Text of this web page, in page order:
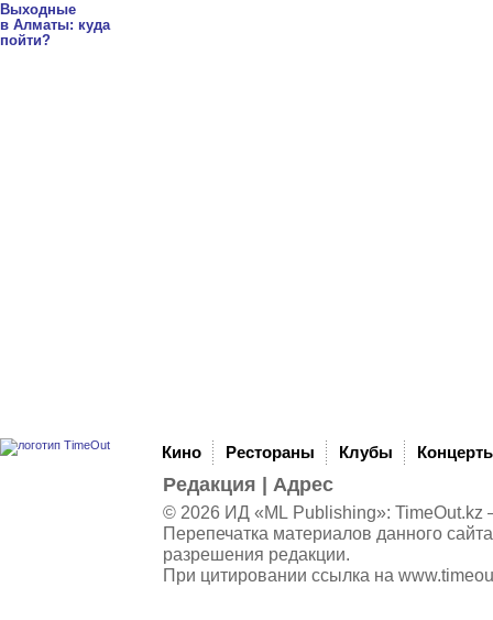
Выходные
в Алматы: куда
пойти?
Кино Рестораны Клубы
Редакция Адрес
© 2026 ИД «ML Publishing»: TimeOut.kz
Перепечатка материалов данного
разрешения редакции.
При цитировании ссылка на